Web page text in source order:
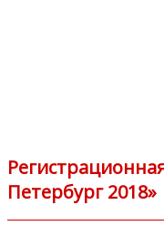
Петербург 2018»